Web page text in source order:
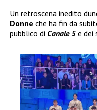
Un retroscena inedito
Donne che ha fin da
pubblico di Canale 5 e dei